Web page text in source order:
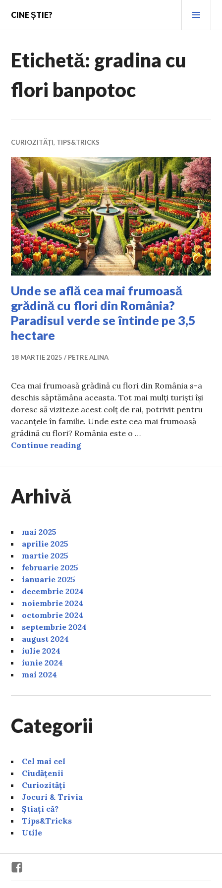
content
CINE ȘTIE?
Etichetă: gradina cu
flori banpotoc
CURIOZITĂȚI, TIPS&TRICKS
Unde se află cea mai frumoasă
grădină cu flori din România?
Paradisul verde se întinde pe 3,5
hectare
18 MARTIE 2025 PETRE ALINA
Cea mai frumoasă grădină cu flori din România s-a
deschis săptămâna aceasta. Tot mai mulți turiști își
doresc să viziteze acest colț de rai, potrivit pentru
vacanțele în familie. Unde este cea mai frumoasă
grădină cu flori? România este o …
Continue readingUnde se află cea mai frumoasă
Arhivă
mai 2025
aprilie 2025
martie 2025
februarie 2025
ianuarie 2025
decembrie 2024
noiembrie 2024
octombrie 2024
septembrie 2024
august 2024
iulie 2024
iunie 2024
mai 2024
Categorii
Cel mai cel
Ciudățenii
Curiozități
Jocuri & Trivia
Știați că?
Tips&Tricks
Utile